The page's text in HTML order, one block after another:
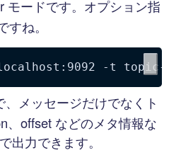
モードです。オプション指
ね。
-t
、メッセージだけでなくト
、offset などのメタ情報な
出力できます。